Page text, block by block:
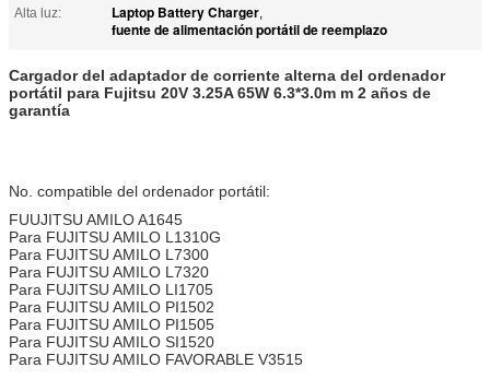
Alta luz:
Laptop Battery Charger,
fuente de alimentación portátil de reemplazo
Cargador del adaptador de corriente alterna del ordenador
portátil para Fujitsu 20V 3.25A 65W 6.3*3.0m m 2 años de
garantía
No. compatible del ordenador portátil:
FUUJITSU AMILO A1645
Para FUJITSU AMILO L1310G
Para FUJITSU AMILO L7300
Para FUJITSU AMILO L7320
Para FUJITSU AMILO LI1705
Para FUJITSU AMILO PI1502
Para FUJITSU AMILO PI1505
Para FUJITSU AMILO SI1520
Para FUJITSU AMILO FAVORABLE V3515